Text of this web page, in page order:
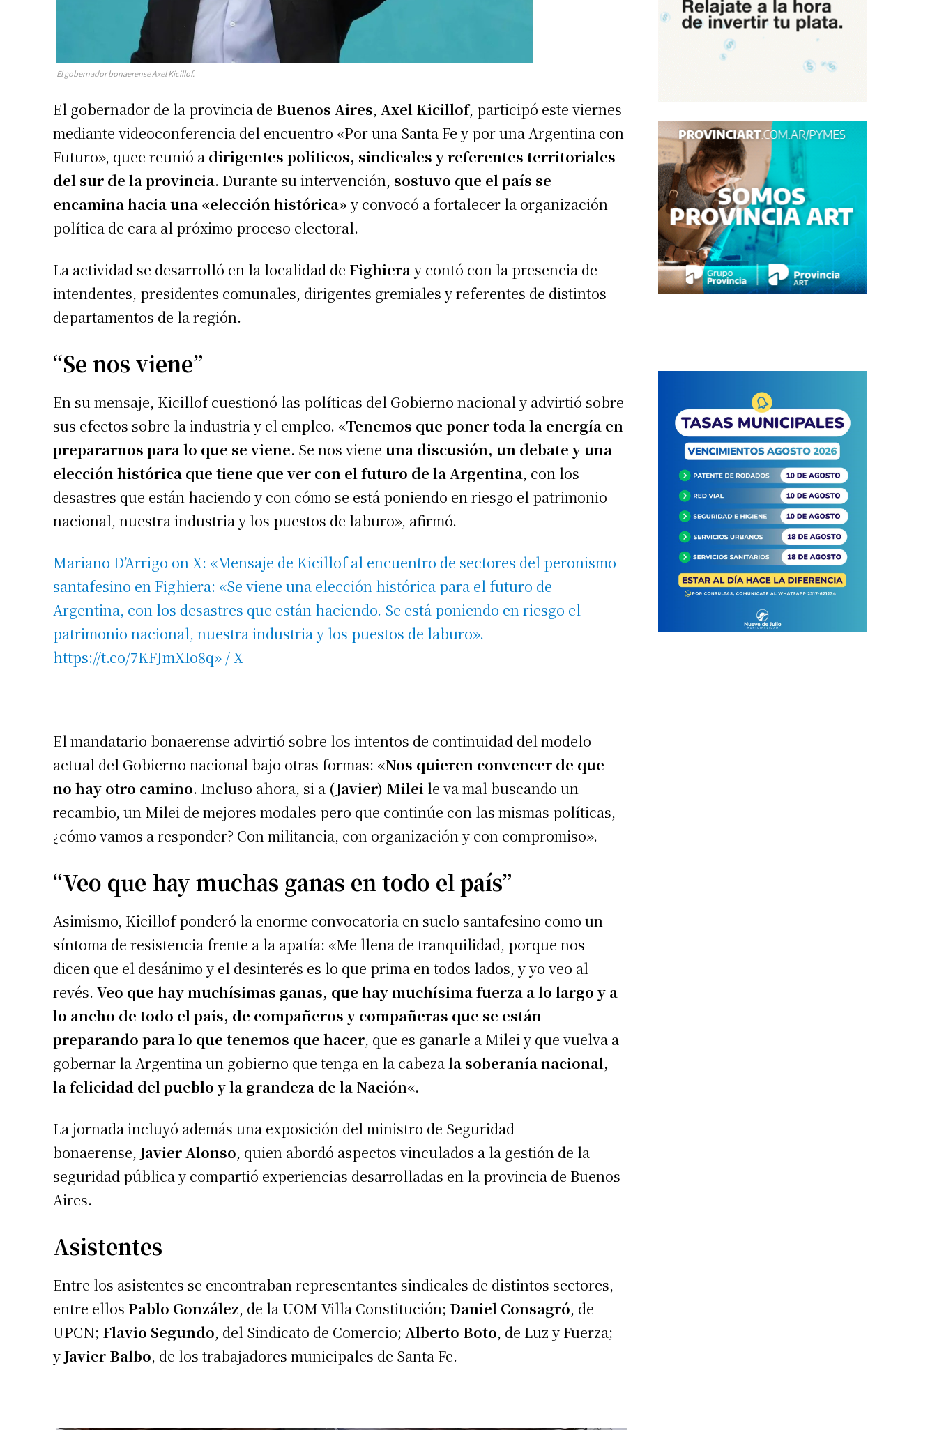
*Requerido
Número de teléfono
El gobernador bonaerense Axel Kicillof.
El gobernador de la provincia de Buenos Aires, Axel Kicillof, participó este viernes
mediante videoconferencia del encuentro «Por una Santa Fe y por una Argentina con
Futuro», quee reunió a dirigentes políticos, sindicales y referentes territoriales
del sur de la provincia. Durante su intervención, sostuvo que el país se
encamina hacia una «elección histórica» y convocó a fortalecer la organización
política de cara al próximo proceso electoral.
La actividad se desarrolló en la localidad de Fighieray contó con la presencia de
intendentes, presidentes comunales, dirigentes gremiales y referentes de distintos
departamentos de la región.
“Se nos viene”
En su mensaje, Kicillof cuestionó las políticas del Gobierno nacional y advirtió sobre
sus efectos sobre la industria y el empleo. «Tenemos que poner toda la energía en
prepararnos para lo que se viene. Se nos viene una discusión, un debate y una
elección histórica que tiene que ver con el futuro de la Argentina, con los
desastres que están haciendo y con cómo se está poniendo en riesgo el patrimonio
nacional, nuestra industria y los puestos de laburo», afirmó.
Mariano D’Arrigo on X: «Mensaje de Kicillof al encuentro de sectores del peronismo
santafesino en Fighiera: «Se viene una elección histórica para el futuro de
Argentina, con los desastres que están haciendo. Se está poniendo en riesgo el
patrimonio nacional, nuestra industria y los puestos de laburo».
https://t.co/7KFJmXIo8q» / X
El mandatario bonaerense advirtió sobre los intentos de continuidad del modelo
actual del Gobierno nacional bajo otras formas: «Nos quieren convencer de que
no hay otro camino. Incluso ahora, si a (Javier) Milei le va mal buscando un
recambio, un Milei de mejores modales pero que continúe con las mismas políticas,
¿cómo vamos a responder? Con militancia, con organización y con compromiso».
“Veo que hay muchas ganas en todo el país”
Asimismo, Kicillof ponderó la enorme convocatoria en suelo santafesino como un
síntoma de resistencia frente a la apatía: «Me llena de tranquilidad, porque nos
dicen que el desánimo y el desinterés es lo que prima en todos lados, y yo veo al
revés. Veo que hay muchísimas ganas, que hay muchísima fuerza a lo largo y a
lo ancho de todo el país, de compañeros y compañeras que se están
preparando para lo que tenemos que hacer, que es ganarle a Milei y que vuelva a
gobernar la Argentina un gobierno que tenga en la cabezala soberanía nacional,
la felicidad del pueblo y la grandeza de la Nación«.
La jornada incluyó además una exposición del ministro de Seguridad
bonaerense, Javier Alonso, quien abordó aspectos vinculados a la gestión de la
seguridad pública y compartió experiencias desarrolladas en la provincia de Buenos
Aires.
Asistentes
Entre los asistentes se encontraban representantes sindicales de distintos sectores,
entre ellos Pablo González, de la UOM Villa Constitución; Daniel Consagró, de
UPCN; Flavio Segundo, del Sindicato de Comercio; Alberto Boto, de Luz y Fuerza;
yJavier Balbo, de los trabajadores municipales de Santa Fe.